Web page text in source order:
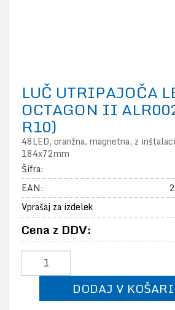
LUČ UTRIPAJOČA
OCTAGON II
R10)
48LED, oranžna, magnetna, z
184x72mm
Šifra:
EAN:
Vprašaj za izdelek
Cena z DDV:
DODAJ V